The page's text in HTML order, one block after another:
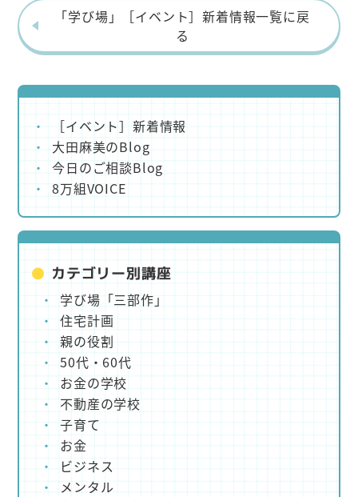
「学び場」［イベント］新着情報一覧に戻
る
［イベント］新着情報
大田麻美のBlog
今日のご相談Blog
8万組VOICE
カテゴリー別講座
学び場「三部作」
住宅計画
親の役割
50代・60代
お金の学校
不動産の学校
子育て
お金
ビジネス
メンタル